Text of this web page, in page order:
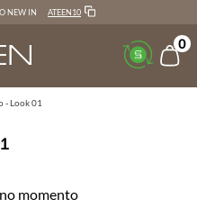
NEW IN ATEEN10
0
- Look 01
momento